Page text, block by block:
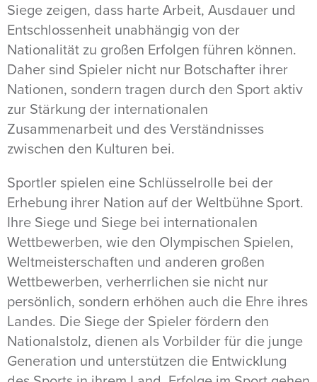
Siege zeigen, dass harte Arbeit, Ausdauer und
Entschlossenheit unabhängig von der
Nationalität zu großen Erfolgen führen können.
Daher sind Spieler nicht nur Botschafter ihrer
Nationen, sondern tragen durch den Sport aktiv
zur Stärkung der internationalen
Zusammenarbeit und des Verständnisses
zwischen den Kulturen bei.
Sportler spielen eine Schlüsselrolle bei der
Erhebung ihrer Nation auf der Weltbühne Sport.
Ihre Siege und Siege bei internationalen
Wettbewerben, wie den Olympischen Spielen,
Weltmeisterschaften und anderen großen
Wettbewerben, verherrlichen sie nicht nur
persönlich, sondern erhöhen auch die Ehre ihres
Landes. Die Siege der Spieler fördern den
Nationalstolz, dienen als Vorbilder für die junge
Generation und unterstützen die Entwicklung